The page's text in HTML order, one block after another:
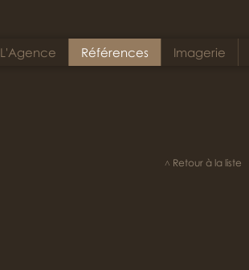
L'Agence Références Imagerie
˄ Retour à la liste